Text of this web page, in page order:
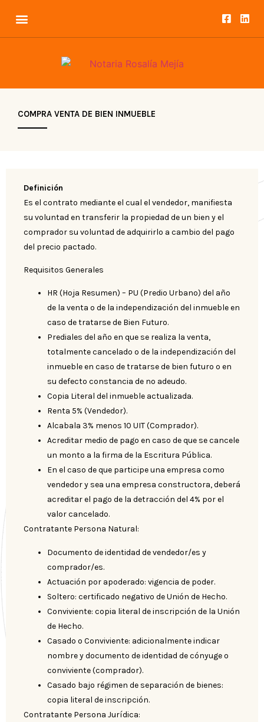
COMPRA VENTA DE BIEN INMUEBLE
Definición
Es el contrato mediante el cual el vendedor, manifiesta
su voluntad en transferir la propiedad de un bien y el
comprador su voluntad de adquirirlo a cambio del pago
del precio pactado.
Requisitos Generales
HR (Hoja Resumen) – PU (Predio Urbano) del año
de la venta o de la independización del inmueble en
caso de tratarse de Bien Futuro.
Prediales del año en que se realiza la venta,
totalmente cancelado o de la independización del
inmueble en caso de tratarse de bien futuro o en
su defecto constancia de no adeudo.
Copia Literal del inmueble actualizada.
Renta 5% (Vendedor).
Alcabala 3% menos 10 UIT (Comprador).
Acreditar medio de pago en caso de que se cancele
un monto a la firma de la Escritura Pública.
En el caso de que participe una empresa como
vendedor y sea una empresa constructora, deberá
acreditar el pago de la detracción del 4% por el
valor cancelado.
Contratante Persona Natural:
Documento de identidad de vendedor/es y
comprador/es.
Actuación por apoderado: vigencia de poder.
Soltero: certificado negativo de Unión de Hecho.
Conviviente: copia literal de inscripción de la Unión
de Hecho.
Casado o Conviviente: adicionalmente indicar
nombre y documento de identidad de cónyuge o
conviviente (comprador).
Casado bajo régimen de separación de bienes:
copia literal de inscripción.
Contratante Persona Jurídica: